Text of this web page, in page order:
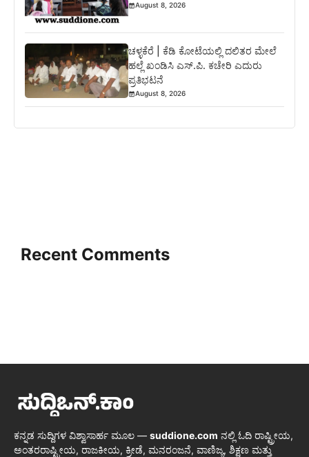
August 8, 2026
ಚಳ್ಳಕೆರೆ | ಕೆಡಿ ಕೋಟೆಯಲ್ಲಿ ದಲಿತರ ಮೇಲೆ
ಹಲ್ಲೆ ಖಂಡಿಸಿ ಎಸ್.ಪಿ. ಕಚೇರಿ ಎದುರು
ಪ್ರತಿಭಟನೆ
August 8, 2026
Recent Comments
ಕನ್ನಡ ಸುದ್ದಿಗಳ ವಿಶ್ವಾಸಾರ್ಹ ಮೂಲ — suddione.com ನಲ್ಲಿ ಓದಿ ರಾಷ್ಟ್ರೀಯ,
ಅಂತರರಾಷ್ಟ್ರೀಯ, ರಾಜಕೀಯ, ಕ್ರೀಡೆ, ಮನರಂಜನೆ, ವಾಣಿಜ್ಯ, ಶಿಕ್ಷಣ ಮತ್ತು